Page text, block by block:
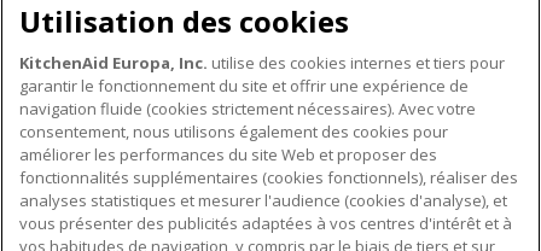
À PROPOS DE KITCHENAID
À propos de KitchenAid
Utilisation des cookies
KitchenAid Europa, Inc. utilise des cookies internes et tiers pour
garantir le fonctionnement du site et offrir une expérience de
navigation fluide (cookies strictement nécessaires). Avec votre
consentement, nous utilisons également des cookies pour
améliorer les performances du site Web et proposer des
fonctionnalités supplémentaires (cookies fonctionnels), réaliser des
analyses statistiques et mesurer l'audience (cookies d'analyse), et
vous présenter des publicités adaptées à vos centres d'intérêt et à